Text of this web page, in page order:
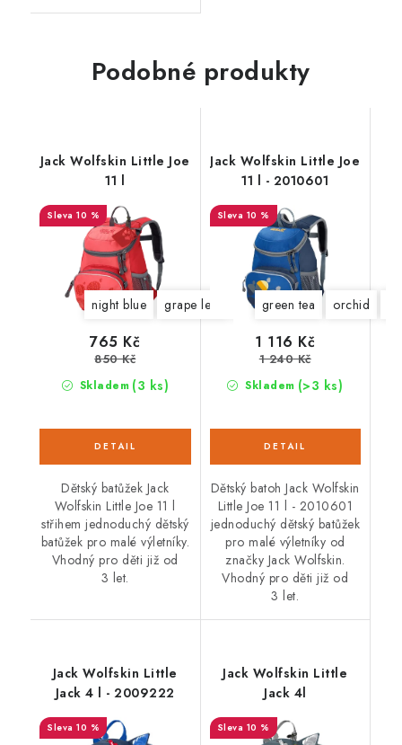
Podobné produkty
Jack Wolfskin Little Joe
11 l
10 %
night blue grape leaf grapefruit pink peony
Skladem (3 ks)
765 Kč
850 Kč
Dětský batůžek Jack
Wolfskin Little Joe 11 l
střihem jednoduchý dětský
batůžek pro malé výletníky.
Vhodný pro děti již od
3 let.
Jack Wolfskin Little Joe
11 l - 2010601
10 %
green tea orchid
Skladem (>3 ks)
1 116 Kč
1 240 Kč
Dětský batoh Jack Wolfskin
Little Joe 11 l - 2010601
jednoduchý dětský batůžek
pro malé výletníky od
značky Jack Wolfskin.
Vhodný pro děti již od
3 let.
Jack Wolfskin Little
Jack 4 l - 2009222
10 %
Jack Wolfskin Little
Jack 4l
10 %